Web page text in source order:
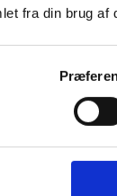
fra din brug af